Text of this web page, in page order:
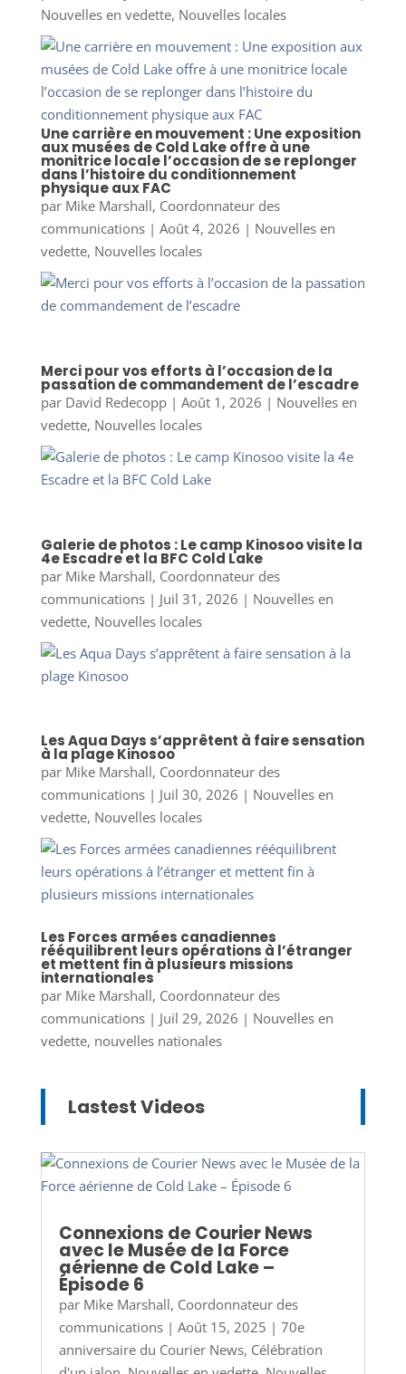
Nouvelles en vedette, Nouvelles locales
Une carrière en mouvement : Une exposition
aux musées de Cold Lake offre à une
monitrice locale l’occasion de se replonger
dans l’histoire du conditionnement
physique aux FAC
par Mike Marshall, Coordonnateur des
communications| Août 4, 2026 | Nouvelles en
vedette, Nouvelles locales
Merci pour vos efforts à l’occasion de la
passation de commandement de l’escadre
par David Redecopp| Août 1, 2026 | Nouvelles en
vedette, Nouvelles locales
Galerie de photos : Le camp Kinosoo visite la
4e Escadre et la BFC Cold Lake
par Mike Marshall, Coordonnateur des
communications| Juil 31, 2026 | Nouvelles en
vedette, Nouvelles locales
Les Aqua Days s’apprêtent à faire sensation
à la plage Kinosoo
par Mike Marshall, Coordonnateur des
communications| Juil 30, 2026 | Nouvelles en
vedette, Nouvelles locales
Les Forces armées canadiennes
rééquilibrent leurs opérations à l’étranger
et mettent fin à plusieurs missions
internationales
par Mike Marshall, Coordonnateur des
communications| Juil 29, 2026 | Nouvelles en
vedette, nouvelles nationales
Lastest Videos
Connexions de Courier News
avec le Musée de la Force
aérienne de Cold Lake –
Épisode 6
par Mike Marshall, Coordonnateur des
communications| Août 15, 2025 | 70e
anniversaire du Courier News, Célébration